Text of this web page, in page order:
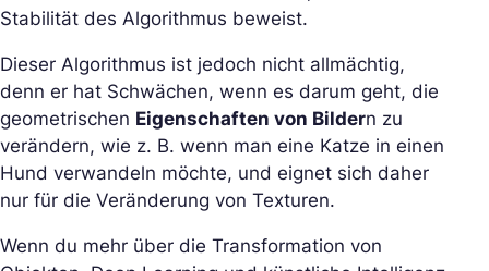
Stabilität des Algorithmus beweist.
Dieser Algorithmus ist jedoch nicht allmächtig,
denn er hat Schwächen, wenn es darum geht, die
geometrischen Eigenschaften von Bildern zu
verändern, wie z. B. wenn man eine Katze in einen
Hund verwandeln möchte, und eignet sich daher
nur für die Veränderung von Texturen.
Wenn du mehr über die Transformation von